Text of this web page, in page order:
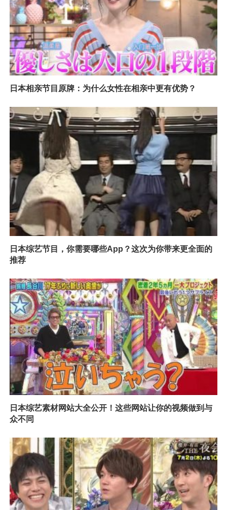
日本相亲节目原牌：为什么女性在相亲中更有优势？
日本综艺节目，你需要哪些App？这次为你带来更全面的
推荐
日本综艺素材网站大全公开！这些网站让你的视频做到与
众不同